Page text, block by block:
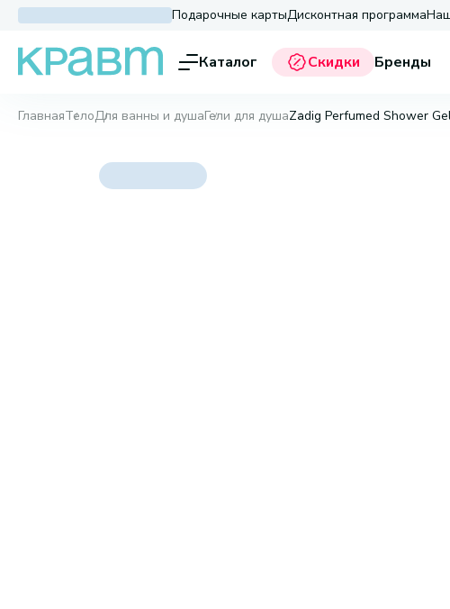
Подарочные картыДисконтная программа
Каталог Скидки Бренды
ГлавнаяТелоДля ванны и душаГели для душаZadig Perfumed Shower